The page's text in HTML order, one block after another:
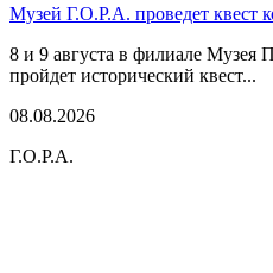
Музей Г.О.Р.А. проведет квест
8 и 9 августа в филиале
пройдет исторический квест...
08.08.2026
Г.О.Р.А.